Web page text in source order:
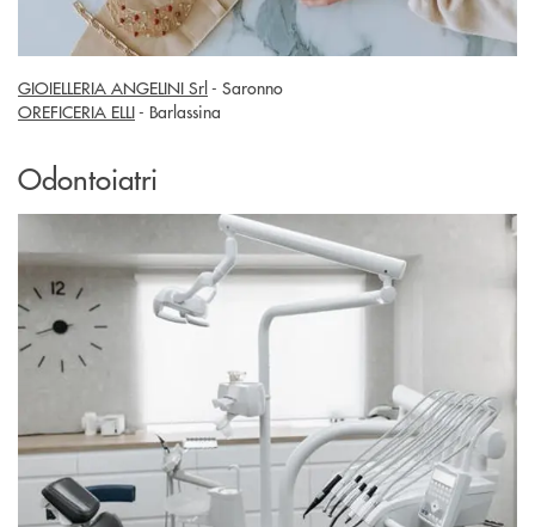
GIOIELLERIA ANGELINI Srl- Saronno
OREFICERIA ELLI- Barlassina
Odontoiatri